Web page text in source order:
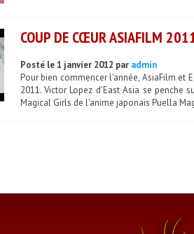
COUP DE CŒUR ASIAFILM
Posté le 1 janvier 2012 par admin
Pour bien commencer l'année, AsiaFilm et
2011. Victor Lopez d'East Asia se penche
Magical Girls de l'anime japonais Puella